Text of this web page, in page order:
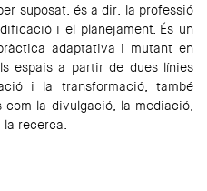
suposat, és a dir, la professió
i el planejament. És un
adaptativa i mutant en
espais a partir de dues línies
i la transformació, també
la divulgació, la mediació,
recerca.